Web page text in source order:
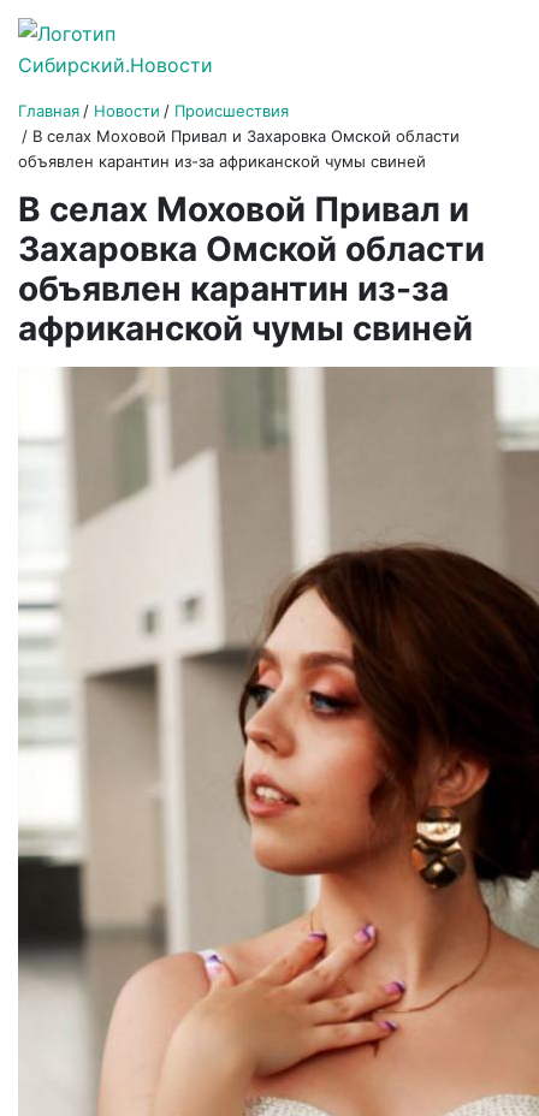
Главная Новости
Происшествия
В селах Моховой Привал и Захаровка Омской области
объявлен карантин из-за африканской чумы свиней
В селах Моховой Привал и
Захаровка Омской области
объявлен карантин из-за
африканской чумы свиней